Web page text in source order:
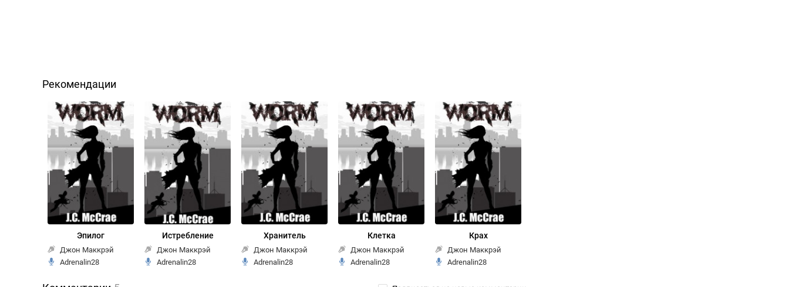
Рекомендации
Эпилог
Джон Маккрэй
Adrenalin28
Истребление
Джон Маккрэй
Adrenalin28
Хранитель
Джон Маккрэй
Adrenalin28
Клетка
Джон Маккрэй
Adrenalin28
Крах
Джон Маккрэй
Adrenalin28